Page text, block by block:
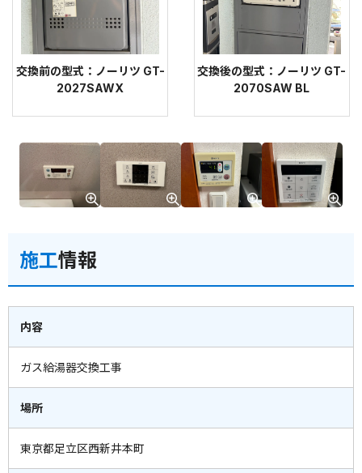
交換前の型式：ノーリツ GT-
2027SAWX
交換後の型式：ノーリツ GT-
2070SAW BL
施工情報
内容
ガス給湯器交換工事
場所
東京都足立区西新井本町